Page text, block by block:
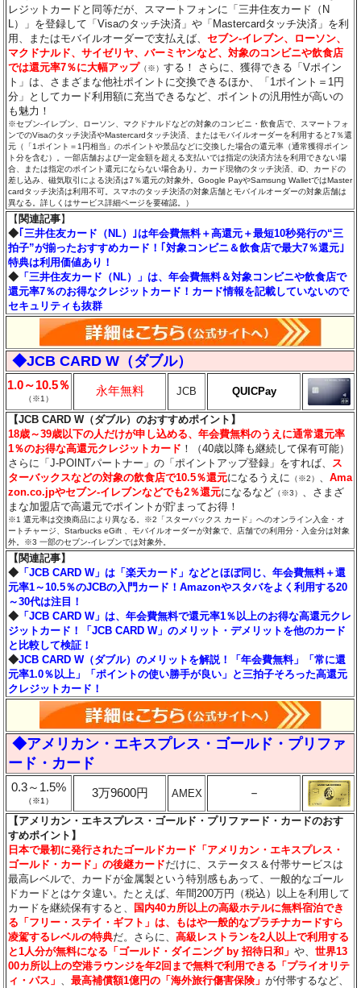
レジットカードと同等だが、スマートフォンに「三井住友カード（N
L）」を登録して「Visaのタッチ決済」や「Mastercardタッチ決済」を利
用、またはモバイルオーダーで支払えば、セブン‐イレブン、ローソン、
マクドナルド、サイゼリヤ、バーミヤンなど、対象のコンビニや飲食店
では還元率7％に大幅アップ （※）する！ さらに、獲得できる「Vポイン
ト」は、さまざまな他社ポイントに交換できるほか、「1ポイント＝1円
分」としてカード利用額に充当できるなど、ポイントの汎用性が高いの
も魅力！
※セブン‐イレブン、ローソン、マクドナルドなどの対象のコンビニ・飲食店で、スマートフォ
ンでのVisaのタッチ決済やMastercardタッチ決済、またはモバイルオーダーを利用すると7％還
元（「1ポイント＝1円相当」のポイントや景品などに交換した場合の還元率（通常獲得ポイン
ト分を含む）。一部店舗および一定金額を超える支払いでは指定の決済方法を利用できない場
合、または指定のポイント還元にならない場合あり。カード現物のタッチ決済、iD、カードの
差し込み、磁気取引による決済は7％還元の対象外。Google PayやSamsung WalletではMaster
cardタッチ決済は利用不可。スマホのタッチ決済の対象店舗とモバイルオーダーの対象店舗は
異なる。詳しくはサービス詳細ページを要確認。）
【 関連記事】
◆｢三井住友カード（NL）｣は年会費無料＋高還元＋最短10秒発行の“三
拍子”が揃ったおすすめカード！｢対象コンビニ＆飲食店で最大7％還元｣
特典は利用価値あり！
◆ 「三井住友カード（NL）」は、年会費無料＆対象コンビニや飲食店で
還元率7％のお得なクレジットカード！カード情報を記載していないので
セキュリティも抜群
◆JCB CARD W（ダブル）
1.0～10.5％
（※1）
永年無料 JCB QUICPay
【JCB CARD W（ダブル）のおすすめポイント】
18歳～39歳以下の人だけが申し込める、年会費無料のうえに通常還元率
1％のお得な高還元クレジットカード ！（40歳以降も継続して保有可能）
さらに「J-POINTパートナー」の「ポイントアップ登録」をすれば、 ス
ターバックスなどの対象の飲食店で10.5％還元になるうえに （※2） 、Ama
zon.co.jpやセブン‐イレブンなどでも2％還元になるなど （※3） 、さまざ
まな加盟店で高還元でポイントが貯まってお得！
※1 還元率は交換商品により異なる。※2「スターバックス カード」へのオンライン入金・オ
ートチャージ、Starbucks eGift 、モバイルオーダーが対象で、店舗での利用分・入金分は対象
外。※3 一部のセブン‐イレブンでは対象外。
【関連記事】
◆ 「JCB CARD W」は「楽天カード」などとほぼ同じ、年会費無料＋還
元率1～10.5％のJCBの入門カード！Amazonやスタバをよく利用する20
～30代は注目！
◆ 「JCB CARD W」は、年会費無料で還元率1％以上のお得な高還元クレ
ジットカード！「JCB CARD W」のメリット・デメリットを他のカード
と比較して検証！
◆JCB CARD W（ダブル）のメリットを解説！「年会費無料」「常に還
元率1.0％以上」「ポイントの使い勝手が良い」と三拍子そろった高還元
クレジットカード！
◆アメリカン・エキスプレス・ゴールド・プリファ
ード・カード
0.3～1.5%
（※1）
3万9600円 AMEX －
【アメリカン・エキスプレス・ゴールド・プリファード・カードのおす
すめポイント】
日本で最初に発行されたゴールドカード「アメリカン・エキスプレス・
ゴールド・カード」の後継カードだけに、ステータス＆付帯サービスは
最高レベルで、カードが金属製という特別感もあって、一般的なゴール
ドカードとはケタ違い。たとえば、年間200万円（税込）以上を利用して
カードを継続保有すると、
国内40カ所以上の高級ホテルに無料宿泊でき
る「フリー・ステイ・ギフト」は、もはや一般的なプラチナカードすら
凌駕するレベルの特典だ。さらに、高級レストランを2人以上で利用する
と1人分が無料になる「ゴールド・ダイニング by 招待日和」や、世界13
00カ所以上の空港ラウンジを年2回まで無料で利用できる「プライオリテ
ィ・パス」 、最高補償額1億円の「海外旅行傷害保険」が付帯するなど、